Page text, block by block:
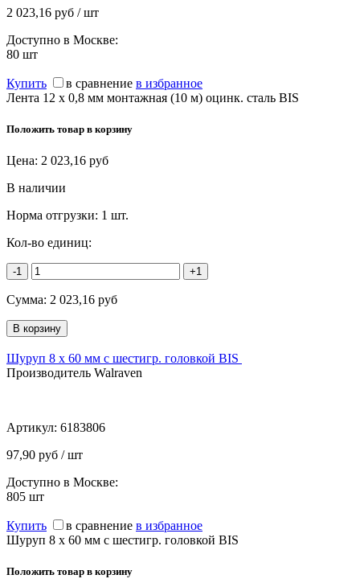
2 023,16 руб / шт
Доступно в Москве:
80 шт
Купить в сравнение в избранное
Лента 12 x 0,8 мм монтажная (10 м) оцинк. сталь BIS
Положить товар в корзину
Цена: 2 023,16 руб
В наличии
Норма отгрузки: 1 шт.
Кол-во единиц:
-1 +1
Сумма: 2 023,16 руб
Шуруп 8 х 60 мм с шестигр. головкой BIS
Производитель Walraven
Артикул: 6183806
97,90 руб / шт
Доступно в Москве:
805 шт
Купить в сравнение в избранное
Шуруп 8 х 60 мм с шестигр. головкой BIS
Положить товар в корзину